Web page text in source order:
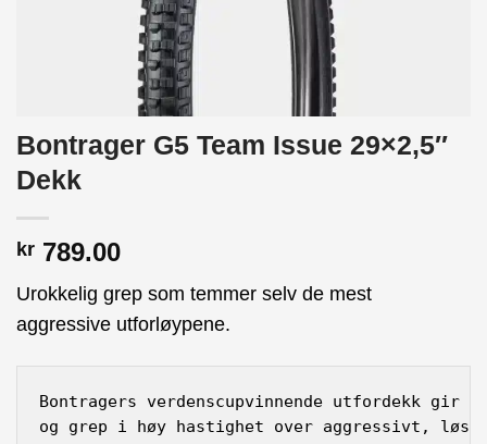
Bontrager G5 Team Issue 29×2,5″
Dekk
kr 789.00
Urokkelig grep som temmer selv de mest
aggressive utforløypene.
Bontragers verdenscupvinnende utfordekk
og grep i høy hastighet over aggressivt,